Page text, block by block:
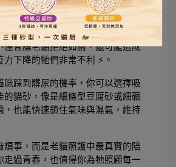
，砂盆的清潔頻率也要調高。建議
並每週全面清洗砂盆一次（用溫
可，避免強烈氣味或刺激性化學
僅會讓老貓拒絕如廁，還可能造成
下降的牠們非常不利 ⚡。
咪踩到髒尿的機率，你可以選擇吸
的貓砂，像是細條型豆腐砂或細礦
，也能快速鎖住氣味與濕氣，維持
煩事，而是老貓照護中最真實的陪
走過青春，也值得你為牠照顧每一